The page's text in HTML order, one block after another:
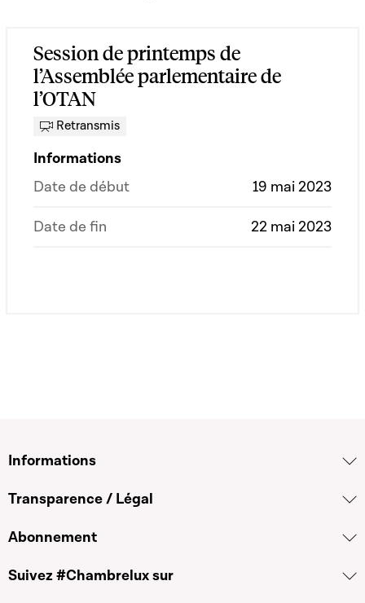
Session de printemps de
l’Assemblée parlementaire de
l’OTAN
Retransmis
Informations
Date de début
19 mai 2023
Date de fin 22 mai 2023
Informations
Transparence / Légal
Abonnement
Suivez #Chambrelux sur